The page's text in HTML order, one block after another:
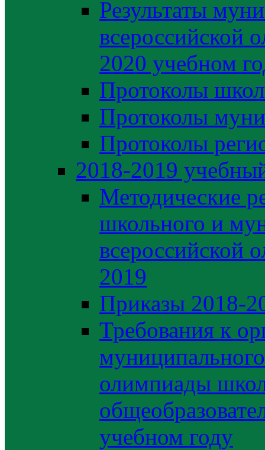
Результаты
всероссийской
2020 учебном
Протоколы
Протоколы
Протоколы
2018-2019
Методические
школьного и
всероссийской
2019
Приказы 2018-
Требования к
олимпиады
учебном году